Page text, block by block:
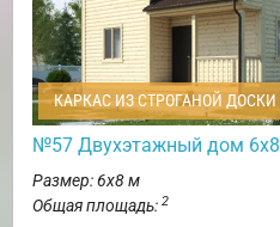
КАРКАС ИЗ СТРОГАНОЙ ДОСКИ
№57 Двухэтажный дом 6х8
Размер: 6х8 м
Общая площадь: 2